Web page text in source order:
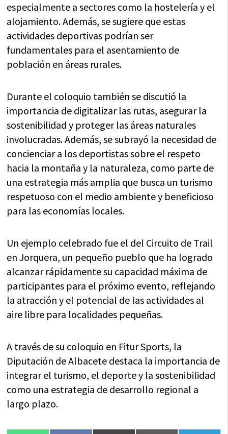
especialmente a sectores como la hostelería y el
alojamiento. Además, se sugiere que estas
actividades deportivas podrían ser
fundamentales para el asentamiento de
población en áreas rurales.
Durante el coloquio también se discutió la
importancia de digitalizar las rutas, asegurar la
sostenibilidad y proteger las áreas naturales
involucradas. Además, se subrayó la necesidad de
concienciar a los deportistas sobre el respeto
hacia la montaña y la naturaleza, como parte de
una estrategia más amplia que busca un turismo
respetuoso con el medio ambiente y beneficioso
para las economías locales.
Un ejemplo celebrado fue el del Circuito de Trail
en Jorquera, un pequeño pueblo que ha logrado
alcanzar rápidamente su capacidad máxima de
participantes para el próximo evento, reflejando
la atracción y el potencial de las actividades al
aire libre para localidades pequeñas.
A través de su coloquio en Fitur Sports, la
Diputación de Albacete destaca la importancia de
integrar el turismo, el deporte y la sostenibilidad
como una estrategia de desarrollo regional a
largo plazo.